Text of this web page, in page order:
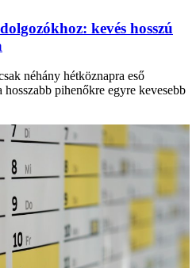
kevés hosszú
néhány hétköznapra eső
pihenőkre egyre kevesebb